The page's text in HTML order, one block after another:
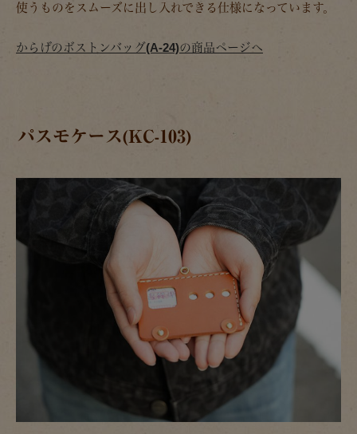
使うものをスムーズに出し入れできる仕様になっています。
からげのボストンバッグ(A-24)の商品ページへ
パスモケース(KC-103)